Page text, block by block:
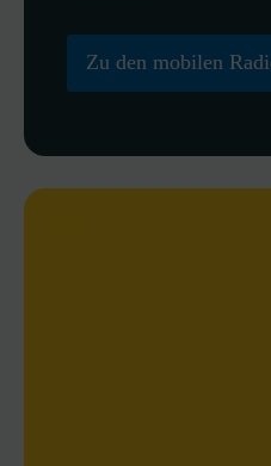
Zu den mobilen